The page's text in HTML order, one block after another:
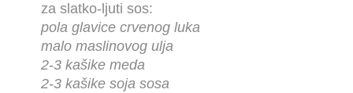
za slatko-ljuti sos:
pola glavice crvenog luka
malo maslinovog ulja
2-3 kašike meda
2-3 kašike soja sosa